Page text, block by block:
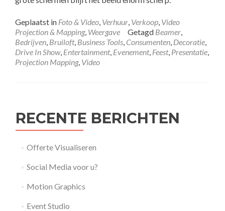
Geplaatst in Foto & Video, Verhuur, Verkoop, Video
Projection & Mapping, Weergave Getagd Beamer,
Bedrijven, Bruiloft, Business Tools, Consumenten, Decoratie,
Drive In Show, Entertainment, Evenement, Feest, Presentatie,
Projection Mapping, Video
RECENTE BERICHTEN
Offerte Visualiseren
Social Media voor u?
Motion Graphics
Event Studio